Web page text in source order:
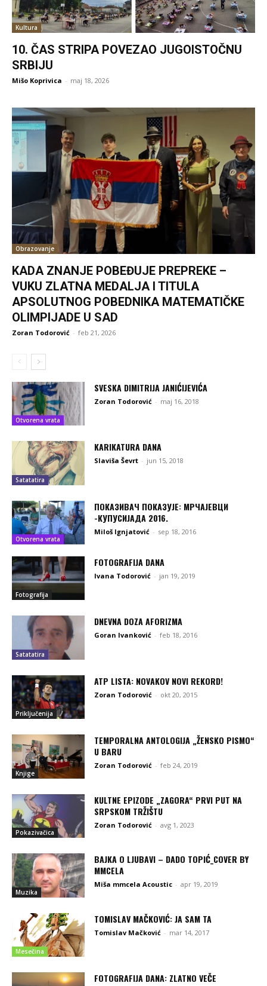
Kultura
10. ČAS STRIPA POVEZAO JUGOISTOČNU
SRBIJU
Mišo Koprivica - maj 18, 2026
Obrazovanje
KADA ZNANJE POBEĐUJE PREPREKE –
VUKU ZLATNA MEDALJA I TITULA
APSOLUTNOG POBEDNIKA MATEMATIČKE
OLIMPIJADE U SAD
Zoran Todorović - feb 21, 2026
Otvorena vrata
SVESKA DIMITRIJA JANIĆIJEVIĆA
Zoran Todorović - maj 16, 2018
Satatatira
KARIKATURA DANA
Slaviša Ševrt - jun 15, 2018
Otvorena vrata
ПОКАЗИВАЧ ПОКАЗУЈЕ: МРЧАЈЕВЦИ
-КУПУСИЈАДА 2016.
Miloš Ignjatović - sep 18, 2016
Fotografija
FOTOGRAFIJA DANA
Ivana Todorović - jan 19, 2019
Satatatira
DNEVNA DOZA AFORIZMA
Goran Ivanković - feb 18, 2016
Priključenija
ATP LISTA: NOVAKOV NOVI REKORD!
Zoran Todorović - okt 20, 2015
Knjige
TEMPORALNA ANTOLOGIJA „ŽENSKO PISMO“
U BARU
Zoran Todorović - feb 24, 2019
Pokazivačica
KULTNE EPIZODE „ZAGORA“ PRVI PUT NA
SRPSKOM TRŽIŠTU
Zoran Todorović - avg 1, 2023
Muzika
BAJKA O LJUBAVI – DADO TOPIĆ_COVER BY
MMCELA
Miša mmcela Acoustic - apr 19, 2019
Mesečina
TOMISLAV MAČKOVIĆ: JA SAM TA
Tomislav Mačković - mar 14, 2017
FOTOGRAFIJA DANA: ZLATNO VEČE